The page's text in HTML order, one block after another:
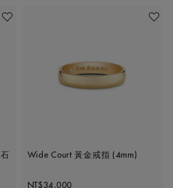
加入喜愛清單 加入喜
Wide Court 黃金戒指 (4mm)
Original price
NT$34,000